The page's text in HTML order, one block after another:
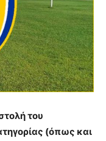
του
(όπως και